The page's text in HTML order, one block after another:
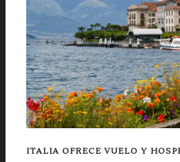
ITALIA OFRECE VUELO Y